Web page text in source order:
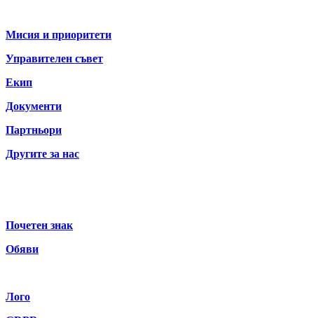
Мисия и приоритети
Управителен съвет
Екип
Документи
Партньори
Другите за нас
Почетен знак
Обяви
Лого